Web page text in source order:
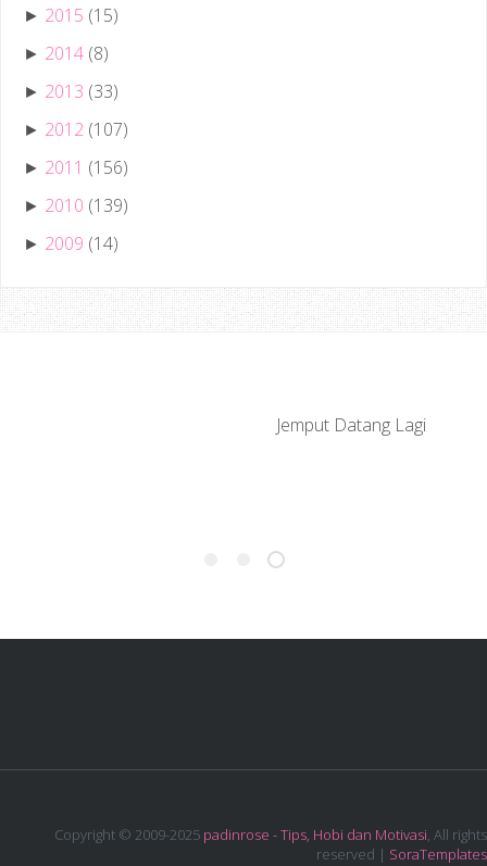
► 2015 (15)
► 2014 (8)
► 2013 (33)
► 2012 (107)
► 2011 (156)
► 2010 (139)
► 2009 (14)
Jemput Datang Lagi
Copyright © 2009-2025 padinrose - Tips, Hobi dan Motivasi, All rights
reserved | SoraTemplates